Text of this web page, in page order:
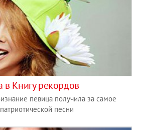
Книгу рекордов
певица получила за самое
песни